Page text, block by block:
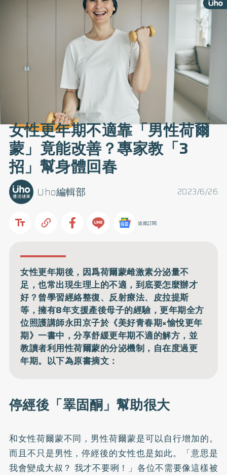
女性更年期不適靠「男性荷爾
蒙」竟能改善？專家教「3
招」幫身體回春
2023/6/26
Uho編輯部
追蹤訂閱
女性更年期後，因爲荷爾蒙雌激素分泌量不
足，也常出現生理上的不適，到底要怎麼辦才
好？曾學習經絡整復、反射療法、皮拉提斯
等，擁有8年支援產後母子的經驗，更年期全方
位照護講師永田京子於《美好青春期×愉悅更年
期》一書中，分享舒緩更年期不適的解方，並
教讀者利用性荷爾蒙的分泌機制，自在度過更
年期。以下為原書摘文：
停經後「睪固酮」幫助很大
和女性荷爾蒙不同，男性荷爾蒙是可以自行增加的。
而且不只是男性，停經後的女性也是如此。「意思是
我會變成大叔？ 我才不要咧！」各位不需要像這樣被